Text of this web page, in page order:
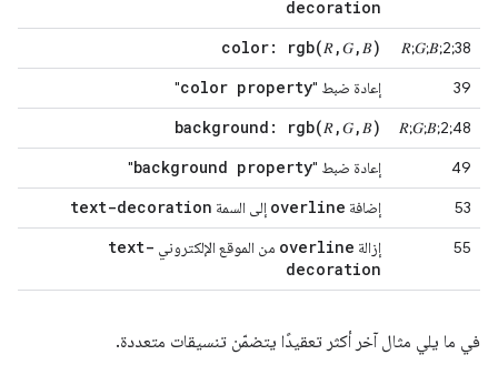
decoration
38;2;𝑅;𝐺;𝐵
color: rgb(𝑅,𝐺,𝐵)
39 إعادة ضبط "color property
"
48;2;𝑅;𝐺;𝐵
background: rgb(𝑅,𝐺,𝐵)
49 إعادة ضبط "background property
"
53
إضافة overline إلى السمة text-decoration
55 إزالة overline من الموقع الإلكتروني text-
decoration
في ما يلي مثال آخر أكثر تعقيدًا يتضمّن تنسيقات متعددة.